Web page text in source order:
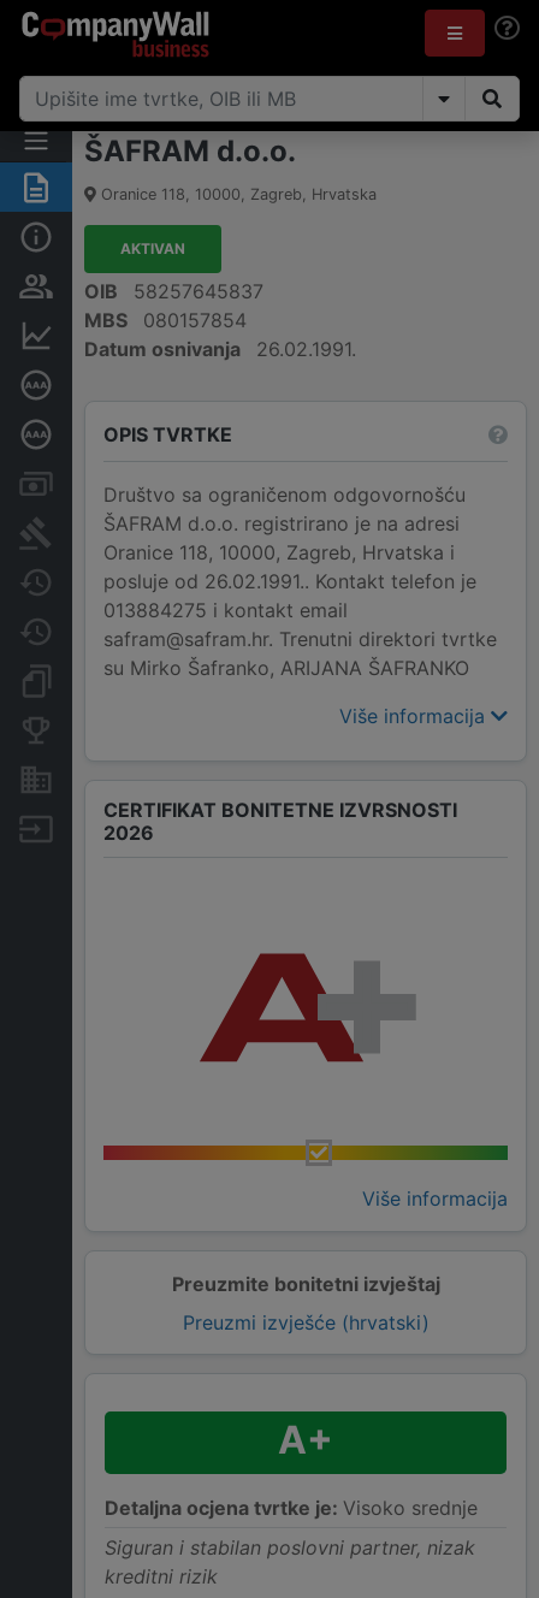
Sažetak
Osobe i vlasništvo
Dubinska bonitetna ocjena
Računi i blokade
Sudske objave
Javne nabavke
Promjene
Dokumenti i objave
Nekretnine i imovina
Izvoz
ŠAFRAM d.o.o.
Oranice 118, 10000, Zagreb, Hrvatska
AKTIVAN
OIB
58257645837
MBS
080157854
Datum osnivanja
26.02.1991.
OPIS TVRTKE
Društvo sa ograničenom odgovornošću
ŠAFRAM d.o.o. registrirano je na adresi
Oranice 118, 10000, Zagreb, Hrvatska i
posluje od 26.02.1991.. Kontakt telefon je
013884275 i kontakt email
safram@safram.hr. Trenutni direktori tvrtke
su Mirko Šafranko, ARIJANA ŠAFRANKO
Više informacija
CERTIFIKAT BONITETNE IZVRSNOSTI
2026
Više informacija
Preuzmite bonitetni izvještaj
Preuzmi izvješće (hrvatski)
A+
Detaljna ocjena tvrtke je: Visoko srednje
Siguran i stabilan poslovni partner, nizak
kreditni rizik